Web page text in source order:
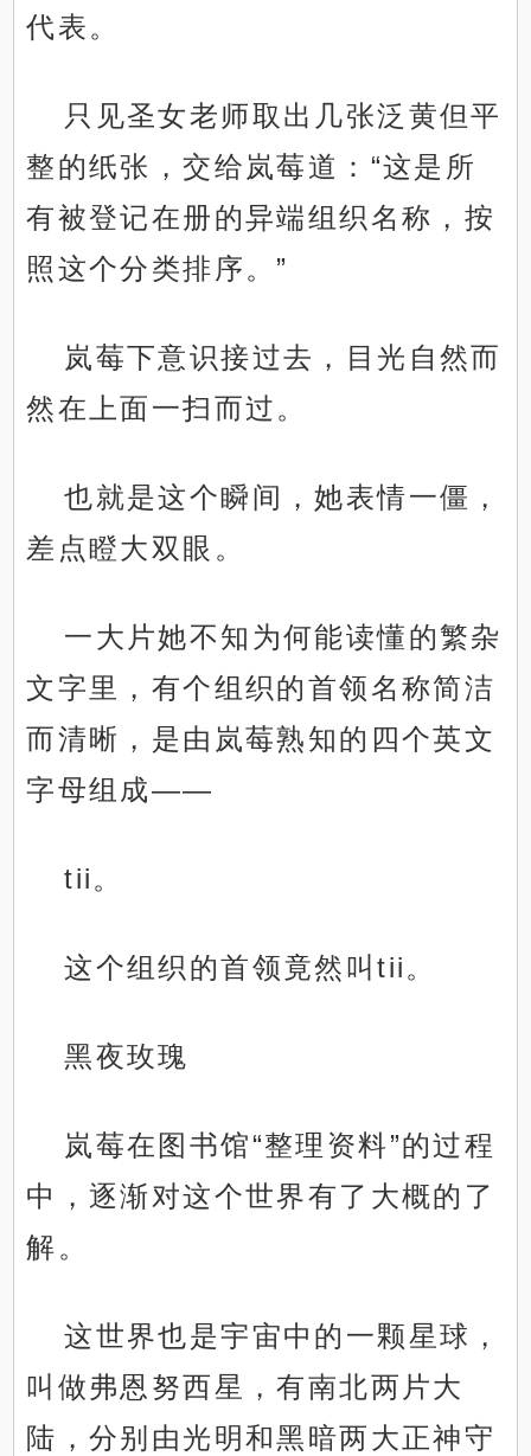
代表。
只见圣女老师取出几张泛黄但平
整的纸张，交给岚莓道：“这是所
有被登记在册的异端组织名称，按
照这个分类排序。”
岚莓下意识接过去，目光自然而
然在上面一扫而过。
也就是这个瞬间，她表情一僵，
差点瞪大双眼。
一大片她不知为何能读懂的繁杂
文字里，有个组织的首领名称简洁
而清晰，是由岚莓熟知的四个英文
字母组成——
tii。
这个组织的首领竟然叫tii。
黑夜玫瑰
岚莓在图书馆“整理资料”的过程
中，逐渐对这个世界有了大概的了
解。
这世界也是宇宙中的一颗星球，
叫做弗恩努西星，有南北两片大
陆，分别由光明和黑暗两大正神守